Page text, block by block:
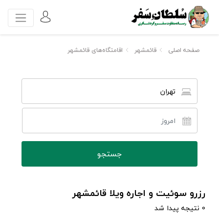
صفحه اصلی قائمشهر اقامتگاه‌های قائمشهر
تهران
رزرو سوئیت و اجاره ویلا قائمشهر
0 نتیجه پیدا شد